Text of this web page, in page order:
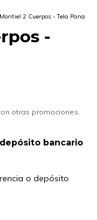
2 Cuerpos - Tela Pana
-
otras promociones.
bancario
o depósito